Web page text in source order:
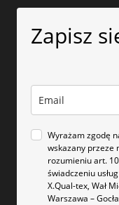
Zapisz
Wyrażam zgodę
wskazany przeze
rozumieniu art.
świadczeniu
X.Qual-tex, Wał
Warszawa –